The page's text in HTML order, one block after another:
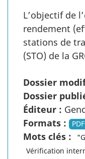
L’objectif de
rendement
stations de
(STO) de la
Dossier
Dossier
Éditeur :
Formats :
PDF
Mots clés :
Vérification